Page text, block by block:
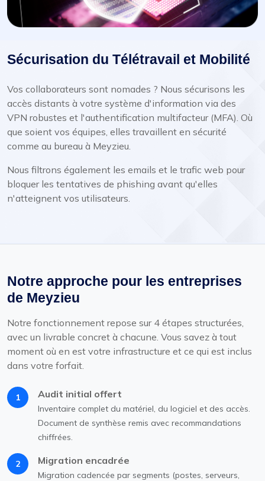
Sécurisation du Télétravail et Mobilité
Vos collaborateurs sont nomades ? Nous sécurisons les
accès distants à votre système d'information via des
VPN robustes et l'authentification multifacteur (MFA). Où
que soient vos équipes, elles travaillent en sécurité
comme au bureau à Meyzieu.
Nous filtrons également les emails et le trafic web pour
bloquer les tentatives de phishing avant qu'elles
n'atteignent vos utilisateurs.
Notre approche pour les entreprises
de Meyzieu
Notre fonctionnement repose sur 4 étapes structurées,
avec un livrable concret à chacune. Vous savez à tout
moment où en est votre infrastructure et ce qui est inclus
dans votre forfait.
1 Audit initial offert
Inventaire complet du matériel, du logiciel et des accès.
Document de synthèse remis avec recommandations
chiffrées.
2 Migration encadrée
Migration cadencée par segments (postes, serveurs,